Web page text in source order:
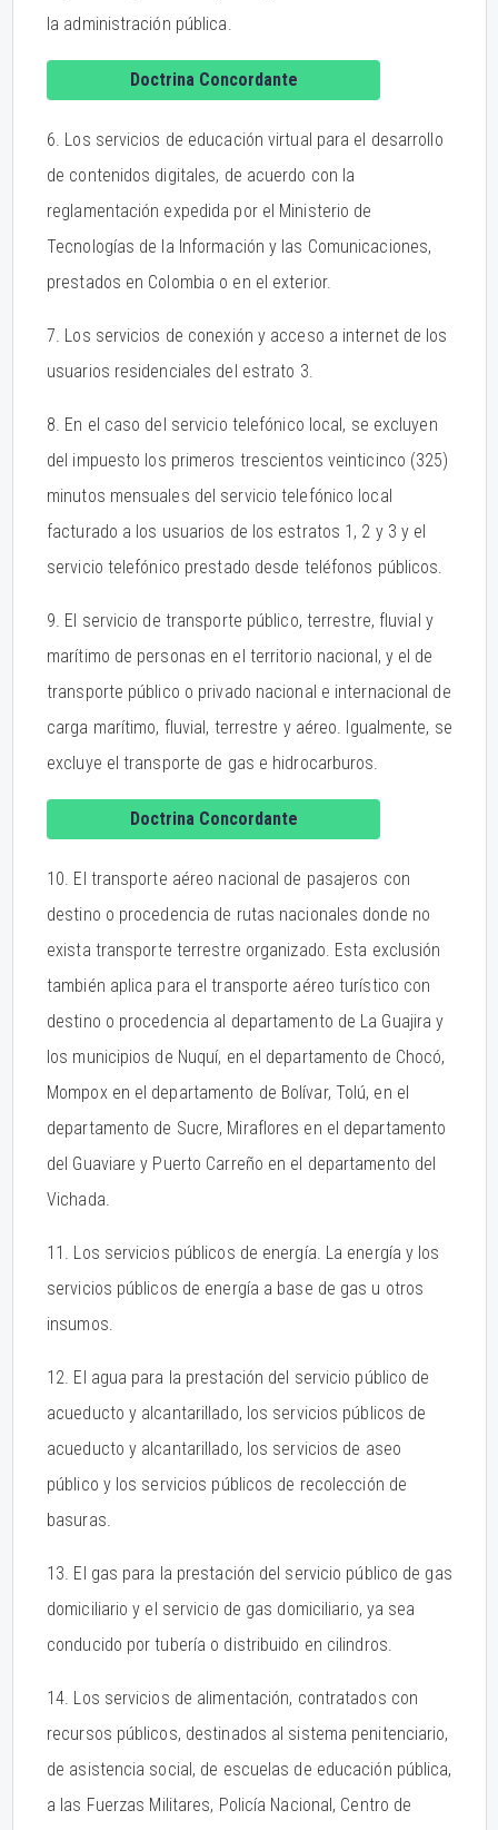
la administración pública.
Doctrina Concordante
6. Los servicios de educación virtual para el desarrollo
de contenidos digitales, de acuerdo con la
reglamentación expedida por el Ministerio de
Tecnologías de la Información y las Comunicaciones,
prestados en Colombia o en el exterior.
7. Los servicios de conexión y acceso a internet de los
usuarios residenciales del estrato 3.
8. En el caso del servicio telefónico local, se excluyen
del impuesto los primeros trescientos veinticinco (325)
minutos mensuales del servicio telefónico local
facturado a los usuarios de los estratos 1, 2 y 3 y el
servicio telefónico prestado desde teléfonos públicos.
9. El servicio de transporte público, terrestre, fluvial y
marítimo de personas en el territorio nacional, y el de
transporte público o privado nacional e internacional de
carga marítimo, fluvial, terrestre y aéreo. Igualmente, se
excluye el transporte de gas e hidrocarburos.
Doctrina Concordante
10. El transporte aéreo nacional de pasajeros con
destino o procedencia de rutas nacionales donde no
exista transporte terrestre organizado. Esta exclusión
también aplica para el transporte aéreo turístico con
destino o procedencia al departamento de La Guajira y
los municipios de Nuquí, en el departamento de Chocó,
Mompox en el departamento de Bolívar, Tolú, en el
departamento de Sucre, Miraflores en el departamento
del Guaviare y Puerto Carreño en el departamento del
Vichada.
11. Los servicios públicos de energía. La energía y los
servicios públicos de energía a base de gas u otros
insumos.
12. El agua para la prestación del servicio público de
acueducto y alcantarillado, los servicios públicos de
acueducto y alcantarillado, los servicios de aseo
público y los servicios públicos de recolección de
basuras.
13. El gas para la prestación del servicio público de gas
domiciliario y el servicio de gas domiciliario, ya sea
conducido por tubería o distribuido en cilindros.
14. Los servicios de alimentación, contratados con
recursos públicos, destinados al sistema penitenciario,
de asistencia social, de escuelas de educación pública,
a las Fuerzas Militares, Policía Nacional, Centro de